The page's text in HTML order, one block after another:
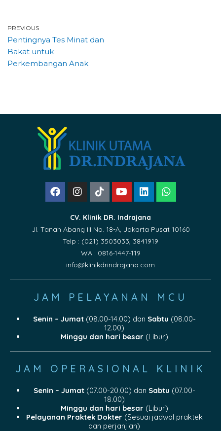
PREVIOUS
Pentingnya Tes Minat dan
Bakat untuk
Perkembangan Anak
CV. Klinik DR. Indrajana
Jl. Tanah Abang III No. 18-A, Jakarta Pusat 10160
Telp : (021) 3503033, 3841919
WA : 0816-1447-119
info@klinikdrindrajana.com
JAM PELAYANAN MCU
Senin – Jumat(08.00-14.00) dan Sabtu (08.00-
12.00)
Minggu dan hari besar(Libur)
JAM OPERASIONAL KLINIK
Senin – Jumat(07.00-20.00) dan Sabtu (07.00-
18.00)
Minggu dan hari besar(Libur)
Pelayanan Praktek Dokter(Sesuai jadwal praktek
dan perjanjian)